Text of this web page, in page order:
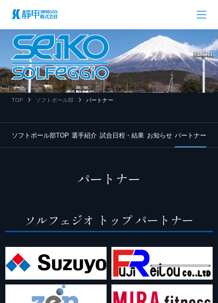
TOP ソフトボール部 パートナー
ソフトボール部TOP 選手紹介 試合日程・結果 お知らせ パートナー
パートナー
ソルフェジオ トップ パートナー